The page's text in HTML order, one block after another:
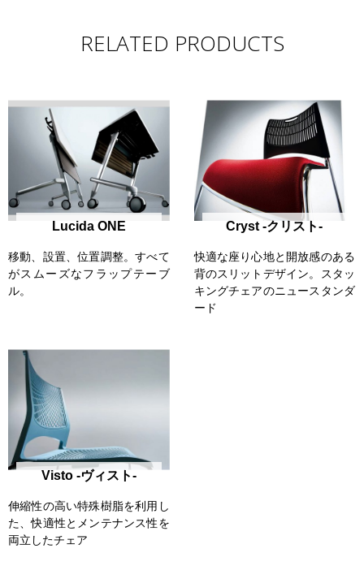
RELATED PRODUCTS
Lucida ONE
移動、設置、位置調整。すべて
がスムーズなフラップテーブ
ル。
Cryst -クリスト-
快適な座り心地と開放感のある
背のスリットデザイン。スタッ
キングチェアのニュースタンダ
ード
Visto -ヴィスト-
伸縮性の高い特殊樹脂を利用し
た、快適性とメンテナンス性を
両立したチェア